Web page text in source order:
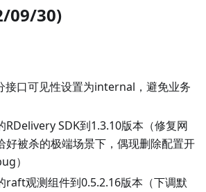
09/30)
接口可见性设置为internal，避免业务
RDelivery SDK到1.3.10版本（修复网
好被杀的极端场景下，偶现删除配置开
）
raft观测组件到0.5.2.16版本（下调默